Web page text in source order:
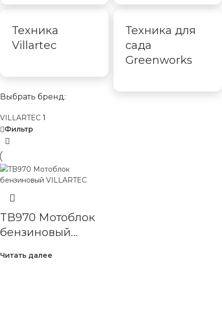
Техника
Villartec
Техника для
сада
Greenworks
Выбрать бренд:
VILLARTEC 1
Фильтр
TB970 Мотоблок
бензиновый
Читать далее